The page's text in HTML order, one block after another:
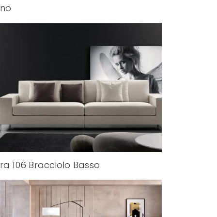
106 Bracciolo Basso